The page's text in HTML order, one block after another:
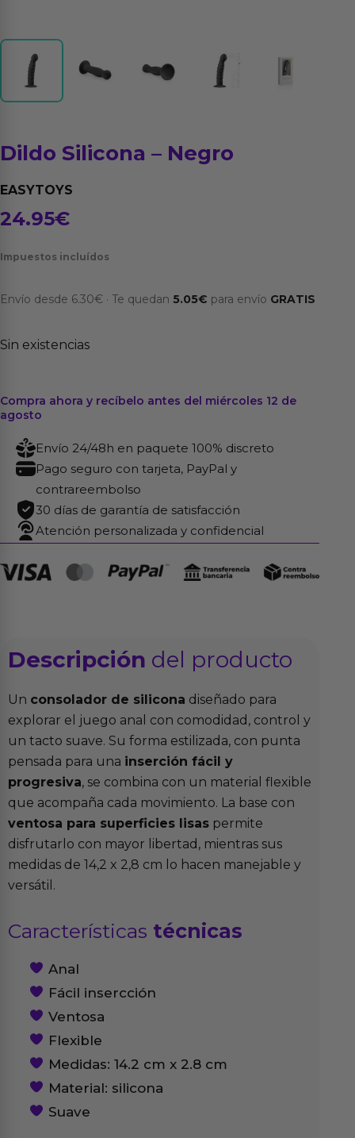
Dildo Silicona – Negro
EASYTOYS
24.95€
Impuestos incluídos
Envío desde 6.30€ · Te quedan 5.05€ para envío GRATIS
Sin existencias
Compra ahora y recíbelo antes del miércoles 12 de
agosto
Envío 24/48h en paquete 100% discreto
Pago seguro con tarjeta, PayPal y
contrareembolso
30 días de garantía de satisfacción
Atención personalizada y confidencial
Descripción del producto
Un consolador de silicona diseñado para
explorar el juego anal con comodidad, control y
un tacto suave. Su forma estilizada, con punta
pensada para una inserción fácil y
progresiva, se combina con un material flexible
que acompaña cada movimiento. La base con
ventosa para superficies lisas permite
disfrutarlo con mayor libertad, mientras sus
medidas de 14,2 x 2,8 cm lo hacen manejable y
versátil.
Características técnicas
Anal
Fácil insercción
Ventosa
Flexible
Medidas: 14.2 cm x 2.8 cm
Material: silicona
Suave